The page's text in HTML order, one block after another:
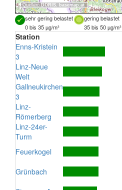
Quellen:DORIS, basemap.at
sehr gering belastet gering belastet
0 bis 35 µg/m³
35 bis 50 µg/m³
Station
Enns-Kristein
3
Linz-Neue
Welt
Gallneukirchen
3
Linz-
Römerberg
Linz-24er-
Turm
Feuerkogel
Grünbach